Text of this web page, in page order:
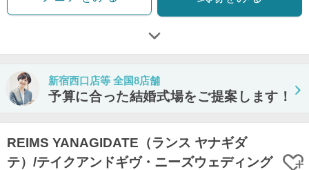
新宿西口店等 全国8店舗
予算に合った結婚式場をご提案します！
REIMS YANAGIDATE（ランス ヤナギダ
テ）/テイクアンドギヴ・ニーズウェディング